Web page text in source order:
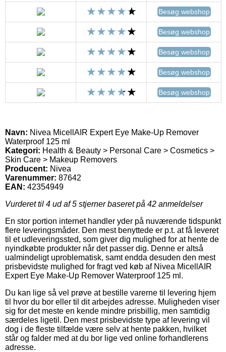
Besøg webshop
Besøg webshop
Besøg webshop
Besøg webshop
Besøg webshop
Navn: Nivea MicellAIR Expert Eye Make-Up Remover
Waterproof 125 ml
Kategori: Health & Beauty > Personal Care > Cosmetics >
Skin Care > Makeup Removers
Producent: Nivea
Varenummer: 87642
EAN: 42354949
Vurderet til 4 ud af 5 stjerner baseret på 42 anmeldelser
En stor portion internet handler yder på nuværende tidspunkt
flere leveringsmåder. Den mest benyttede er p.t. at få leveret
til et udleveringssted, som giver dig mulighed for at hente de
nyindkøbte produkter når det passer dig. Denne er altså
ualmindeligt uproblematisk, samt endda desuden den mest
prisbevidste mulighed for fragt ved køb af Nivea MicellAIR
Expert Eye Make-Up Remover Waterproof 125 ml.
Du kan lige så vel prøve at bestille varerne til levering hjem
til hvor du bor eller til dit arbejdes adresse. Muligheden viser
sig for det meste en kende mindre prisbillig, men samtidig
særdeles ligetil. Den mest prisbevidste type af levering vil
dog i de fleste tilfælde være selv at hente pakken, hvilket
står og falder med at du bor lige ved online forhandlerens
adresse.